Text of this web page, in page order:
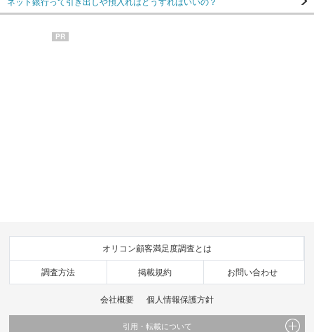
PR
オリコン顧客満足度調査とは
調査方法 掲載規約 お問い合わせ
会社概要 個人情報保護方針
引用・転載について